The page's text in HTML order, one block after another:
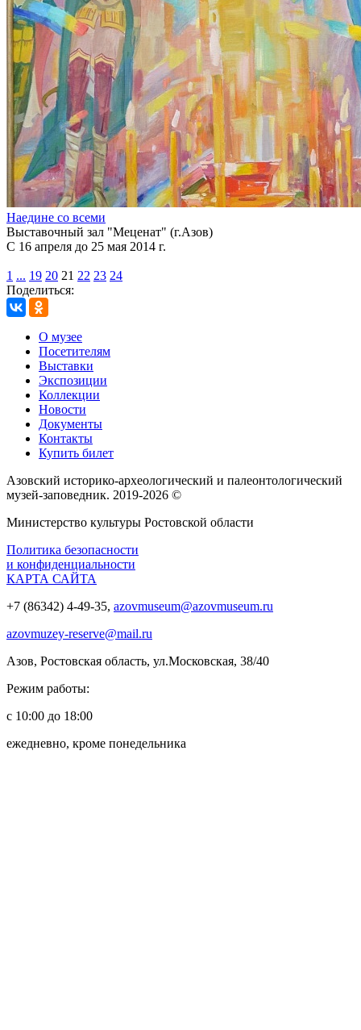
Наедине со всеми
Выставочный зал "Меценат" (г.Азов)
С 16 апреля до 25 мая 2014 г.
1 ... 19 20 21 22 23 24
Поделиться:
О музее
Посетителям
Выставки
Экспозиции
Коллекции
Новости
Документы
Контакты
Купить билет
Азовский историко‑археологический и палеонтологический
музей‑заповедник. 2019-2026 ©
Министерство культуры Ростовской области
Политика безопасности
и конфиденциальности
КАРТА САЙТА
+7 (86342) 4-49-35, azovmuseum@azovmuseum.ru
azovmuzey-reserve@mail.ru
Азов, Ростовская область, ул.Московская, 38/40
Режим работы:
с 10:00 до 18:00
ежедневно, кроме понедельника